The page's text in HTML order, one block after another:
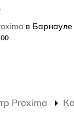
в Барнауле
Proxima